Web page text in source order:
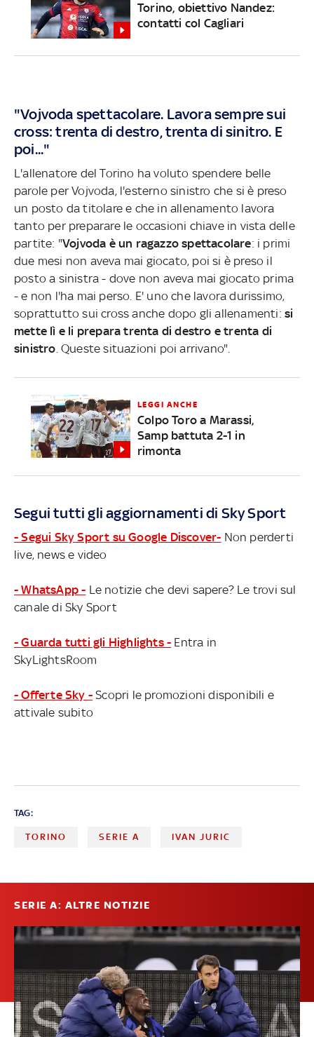
Torino, obiettivo Nandez:
contatti col Cagliari
"Vojvoda spettacolare. Lavora sempre sui
cross: trenta di destro, trenta di sinitro. E
poi..."
L'allenatore del Torino ha voluto spendere belle
parole per Vojvoda, l'esterno sinistro che si è preso
un posto da titolare e che in allenamento lavora
tanto per preparare le occasioni chiave in vista delle
partite: "Vojvoda è un ragazzo spettacolare: i primi
due mesi non aveva mai giocato, poi si è preso il
posto a sinistra - dove non aveva mai giocato prima
- e non l'ha mai perso. E' uno che lavora durissimo,
soprattutto sui cross anche dopo gli allenamenti: si
mette lì e li prepara trenta di destro e trenta di
sinistro . Queste situazioni poi arrivano".
LEGGI ANCHE
Colpo Toro a Marassi,
Samp battuta 2-1 in
rimonta
Segui tutti gli aggiornamenti di Sky Sport
- Segui Sky Sport su Google Discover- Non perderti
live, news e video
- WhatsApp - Le notizie che devi sapere? Le trovi sul
canale di Sky Sport
- Guarda tutti gli Highlights - Entra in
SkyLightsRoom
- Offerte Sky - Scopri le promozioni disponibili e
attivale subito
TAG:
TORINO SERIE A IVAN JURIC
SERIE A: ALTRE NOTIZIE